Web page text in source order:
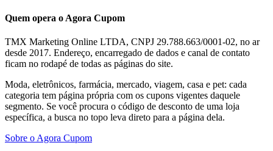
Quem opera o Agora Cupom
TMX Marketing Online LTDA, CNPJ 29.788.663/0001-02, no ar
desde 2017. Endereço, encarregado de dados e canal de contato
ficam no rodapé de todas as páginas do site.
Moda, eletrônicos, farmácia, mercado, viagem, casa e pet: cada
categoria tem página própria com os cupons vigentes daquele
segmento. Se você procura o código de desconto de uma loja
específica, a busca no topo leva direto para a página dela.
Sobre o Agora Cupom